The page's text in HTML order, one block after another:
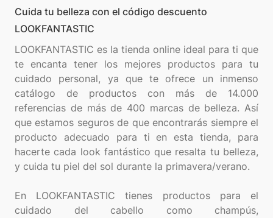
Cuida tu belleza con el código descuento
LOOKFANTASTIC
LOOKFANTASTIC es la tienda online ideal para ti que
te encanta tener los mejores productos para tu
cuidado personal, ya que te ofrece un inmenso
catálogo de productos con más de 14.000
referencias de más de 400 marcas de belleza. Así
que estamos seguros de que encontrarás siempre el
producto adecuado para ti en esta tienda, para
hacerte cada look fantástico que resalta tu belleza,
y cuida tu piel del sol durante la primavera/verano.
En LOOKFANTASTIC tienes productos para el
cuidado del cabello como champús,